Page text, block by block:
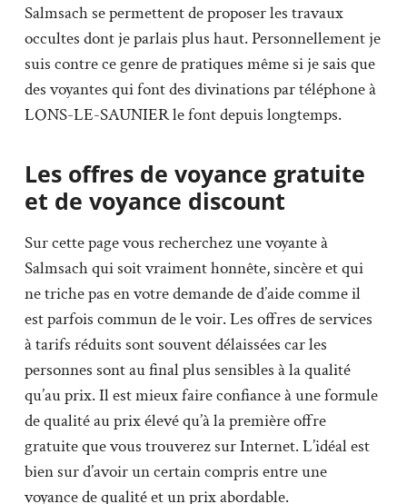
Salmsach se permettent de proposer les travaux
occultes dont je parlais plus haut. Personnellement je
suis contre ce genre de pratiques même si je sais que
des voyantes qui font des divinations par téléphone à
LONS-LE-SAUNIER le font depuis longtemps.
Les offres de voyance gratuite
et de voyance discount
Sur cette page vous recherchez une voyante à
Salmsach qui soit vraiment honnête, sincère et qui
ne triche pas en votre demande de d’aide comme il
est parfois commun de le voir. Les offres de services
à tarifs réduits sont souvent délaissées car les
personnes sont au final plus sensibles à la qualité
qu’au prix. Il est mieux faire confiance à une formule
de qualité au prix élevé qu’à la première offre
gratuite que vous trouverez sur Internet. L’idéal est
bien sur d’avoir un certain compris entre une
voyance de qualité et un prix abordable.